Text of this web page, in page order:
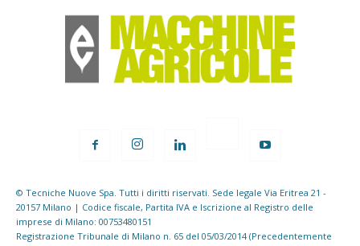
© Tecniche Nuove Spa. Tutti i diritti riservati. Sede legale Via Eritrea 21 -
20157 Milano | Codice fiscale, Partita IVA e Iscrizione al Registro delle
imprese di Milano: 00753480151
Registrazione Tribunale di Milano n. 65 del 05/03/2014 (Precedentemente